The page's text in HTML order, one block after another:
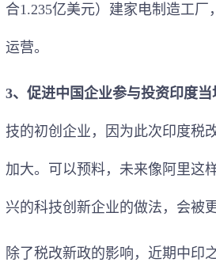
合1.235亿美元）建家电制造工厂
运营。
3、促进中国企业参与投资印度当
技的初创企业，因为此次印度税
加大。可以预料，未来像阿里这
兴的科技创新企业的做法，会被
除了税改新政的影响，近期中印